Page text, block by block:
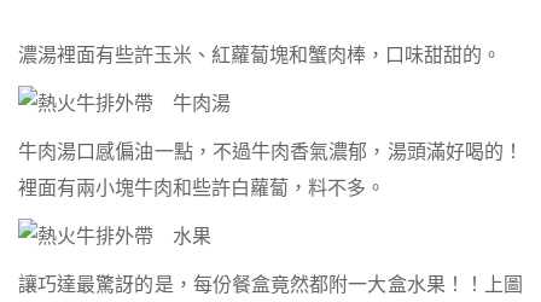
濃湯裡面有些許玉米、紅蘿蔔塊和蟹肉棒，口味甜甜的。
牛肉湯口感偏油一點，不過牛肉香氣濃郁，湯頭滿好喝的！
裡面有兩小塊牛肉和些許白蘿蔔，料不多。
讓巧達最驚訝的是，每份餐盒竟然都附一大盒水果！！上圖